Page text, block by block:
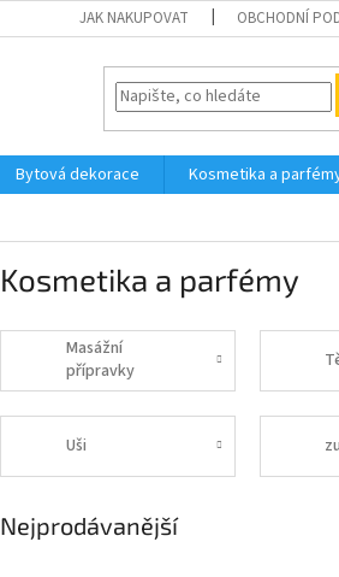
JAK NAKUPOVAT OBCHODNÍ
Bytová dekorace Kosmetika a
Kosmetika a parfémy
Masážní
přípravky
Uši
Nejprodávanější